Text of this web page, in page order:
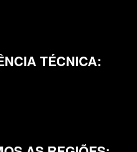
TÉCNICA: